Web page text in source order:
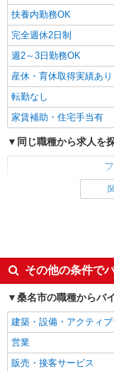
扶養内勤務OK
完全週休2日制
週2～3日勤務OK
産休・育休取得実績あり
転勤なし
家賃補助・住宅手当有
同じ職種から求人を
大学生歓迎
副業・WワークOK
産休・育休取得実績あり
社会保険あり
その他の条件で
桑名市の職種からバ
建築・設備・アクティブ
営業
販売・接客サービス